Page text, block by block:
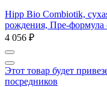
Hipp Bio Combiotik,
рождения, Пре-формула
4 056 ₽
Этот товар будет
посредников